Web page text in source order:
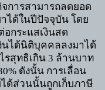
การสามารถลดยอด
ได้ในปีปัจจุบัน โดย
อกระแสเงินสด
นได้นิติบุคคลลงมาได้
รสุทธิเกิน 3 ล้านบาท
ดังนั้น การเลื่อน
ได้ส่วนนั้นถูกเก็บภาษี